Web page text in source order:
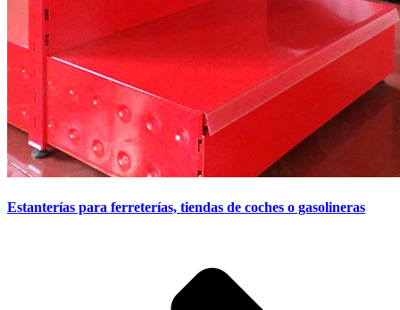
Estanterías para ferreterías, tiendas de coches o gasolineras